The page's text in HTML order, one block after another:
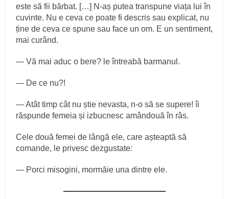
este să fii bărbat. […] N-aș putea transpune viața lui în
cuvinte. Nu e ceva ce poate fi descris sau explicat, nu
ține de ceva ce spune sau face un om. E un sentiment,
mai curând.
― Vă mai aduc o bere? le întreabă barmanul.
― De ce nu?!
― Atât timp cât nu știe nevasta, n-o să se supere! îi
răspunde femeia și izbucnesc amândouă în râs.
Cele două femei de lângă ele, care așteaptă să
comande, le privesc dezgustate:
― Porci misogini, mormăie una dintre ele.